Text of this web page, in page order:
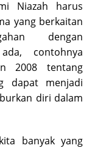
Niazah harus
yang berkaitan
dengan
contohnya
2008 tentang
dapat menjadi
diri dalam
banyak yang